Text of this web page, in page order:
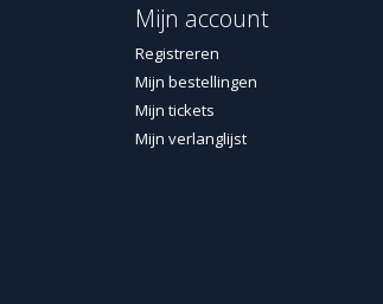
2 riemlussen aan de zijkant, voorzien van knoop voor
Brede riemlus aan achterzijde
Versterkte achterkant van openingen broekspijpen
Reflectie op kuit en beenzak
Mijn account
Registreren
Mijn bestellingen
Mijn tickets
Mijn verlanglijst